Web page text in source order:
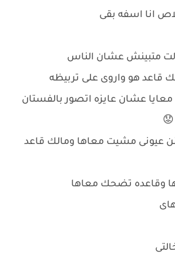
انا اسفه بقى
متبينش عشان الناس
قاعد هو واروى على تربيظه
عشان عايزه اتصور بالفستان
عيونى مشيت معاها ومالك قاعد
وقاعده تضحك معاها